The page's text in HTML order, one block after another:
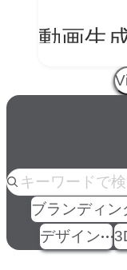
動画生
する？
ブランディン
デザイン